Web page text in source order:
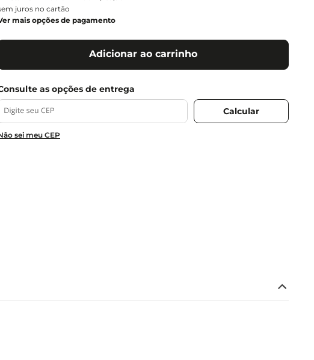
juros no cartão
mais opções de pagamento
Adicionar ao carrinho
sei meu CEP